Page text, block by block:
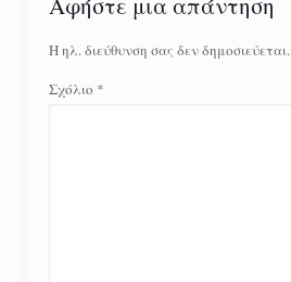
Η ηλ. διεύθυνση σας δεν δημοσιεύεται.
Σχόλιο *